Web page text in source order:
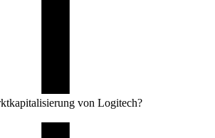
von Logitech?